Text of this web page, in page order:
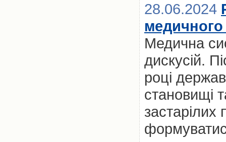
28.06.2024
медичного
Медична
дискусій.
році
становищі
застарілих